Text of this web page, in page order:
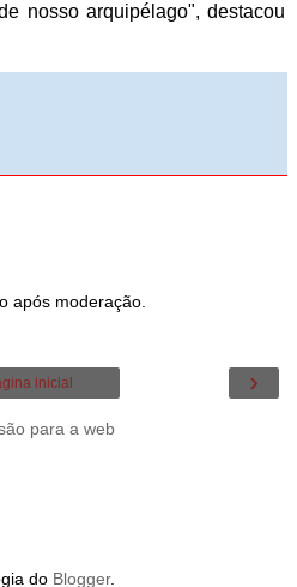
nosso arquipélago", destacou
após moderação.
›
inicial
para a web
do Blogger.